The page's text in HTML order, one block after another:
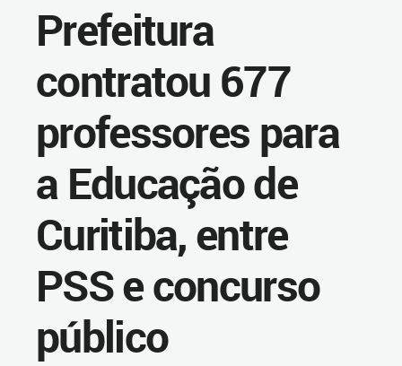
Prefeitura
contratou 677
professores para
a Educação de
Curitiba, entre
PSS e concurso
público